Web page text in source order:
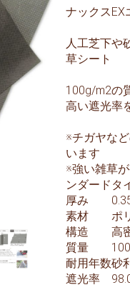
ナックスEX
人工芝下や
草シート
100g/m2の
高い遮光率
※チガヤな
います
※強い雑草
ンダードタ
厚み
素材
ポ
構造
高
質量
耐用年数砂
遮光率